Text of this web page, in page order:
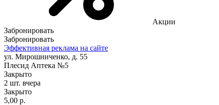
Акции
Забронировать
Забронировать
Эффективная реклама на сайте
ул. Мирошниченко, д. 55
Плесид Аптека №5
Закрыто
2 шт. вчера
Закрыто
5,00 р.